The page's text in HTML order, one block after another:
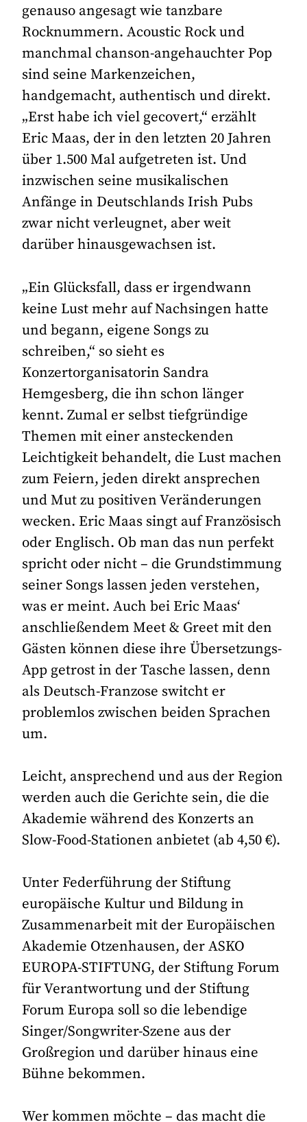
genauso angesagt wie tanzbare
Rocknummern. Acoustic Rock und
manchmal chanson-angehauchter Pop
sind seine Markenzeichen,
handgemacht, authentisch und direkt.
„Erst habe ich viel gecovert,“ erzählt
Eric Maas, der in den letzten 20 Jahren
über 1.500 Mal aufgetreten ist. Und
inzwischen seine musikalischen
Anfänge in Deutschlands Irish Pubs
zwar nicht verleugnet, aber weit
darüber hinausgewachsen ist.
„Ein Glücksfall, dass er irgendwann
keine Lust mehr auf Nachsingen hatte
und begann, eigene Songs zu
schreiben,“ so sieht es
Konzertorganisatorin Sandra
Hemgesberg, die ihn schon länger
kennt. Zumal er selbst tiefgründige
Themen mit einer ansteckenden
Leichtigkeit behandelt, die Lust machen
zum Feiern, jeden direkt ansprechen
und Mut zu positiven Veränderungen
wecken. Eric Maas singt auf Französisch
oder Englisch. Ob man das nun perfekt
spricht oder nicht – die Grundstimmung
seiner Songs lassen jeden verstehen,
was er meint. Auch bei Eric Maas‘
anschließendem Meet & Greet mit den
Gästen können diese ihre Übersetzungs-
App getrost in der Tasche lassen, denn
als Deutsch-Franzose switcht er
problemlos zwischen beiden Sprachen
um.
Leicht, ansprechend und aus der Region
werden auch die Gerichte sein, die die
Akademie während des Konzerts an
Slow-Food-Stationen anbietet (ab 4,50 €).
Unter Federführung der Stiftung
europäische Kultur und Bildung in
Zusammenarbeit mit der Europäischen
Akademie Otzenhausen, der ASKO
EUROPA-STIFTUNG, der Stiftung Forum
für Verantwortung und der Stiftung
Forum Europa soll so die lebendige
Singer/Songwriter-Szene aus der
Großregion und darüber hinaus eine
Bühne bekommen.
Wer kommen möchte – das macht die